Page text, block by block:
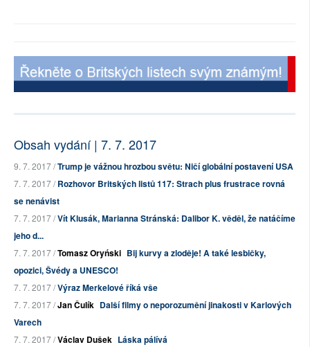
Obsah vydání | 7. 7. 2017
9. 7. 2017 /Trump je vážnou hrozbou světu: Ničí globální postavení USA
7. 7. 2017 /Rozhovor Britských listů 117: Strach plus frustrace rovná
se nenávist
7. 7. 2017 /Vít Klusák, Marianna Stránská: Dalibor K. věděl, že natáčíme
jeho d...
7. 7. 2017 /Tomasz Oryński Bij kurvy a zloděje! A také lesbičky,
opozici, Švédy a UNESCO!
7. 7. 2017 /Výraz Merkelové říká vše
7. 7. 2017 /Jan Čulík Další filmy o neporozumění jinakosti v Karlových
Varech
7. 7. 2017 /Václav Dušek Láska pálívá